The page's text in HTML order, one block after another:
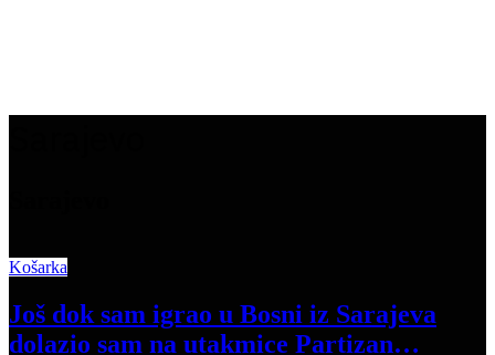
Košarka
Još dok sam igrao u Bosni iz Sarajeva
dolazio sam na utakmice Partizan…